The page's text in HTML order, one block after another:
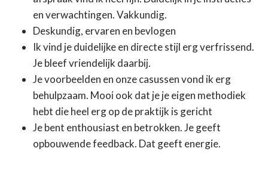
en verwachtingen. Vakkundig.
Deskundig, ervaren en bevlogen
Ik vind je duidelijke en directe stijl erg verfrissend.
Je bleef vriendelijk daarbij.
Je voorbeelden en onze casussen vond ik erg
behulpzaam. Mooi ook dat je je eigen methodiek
hebt die heel erg op de praktijk is gericht
Je bent enthousiast en betrokken. Je geeft
opbouwende feedback. Dat geeft energie.